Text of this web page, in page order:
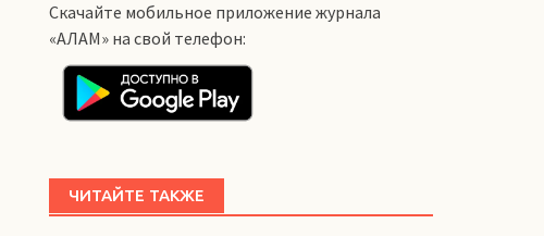
Скачайте мобильное приложение журнала
«АЛАМ» на свой телефон:
ЧИТАЙТЕ ТАКЖЕ